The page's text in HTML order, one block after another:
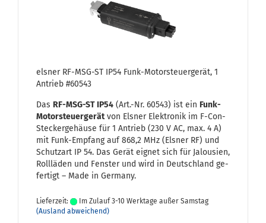
els­ner RF-​MSG-​ST IP54 Funk-​Mo­tor­steu­er­ge­rät, 1
An­trieb #60543
Das RF-​MSG-ST IP54 (Art.-Nr. 60543) ist ein Funk-​
Motorsteuergerätvon Els­ner Elek­tro­nik im F-​Con-
Steckergehäuse für 1 An­trieb (230 V AC, max. 4 A)
mit Funk-​Empfang auf 868,2 MHz (Els­ner RF) und
Schutz­art IP 54. Das Gerät eig­net sich für Ja­lou­sien,
Roll­lä­den und Fens­ter und wird in Deutsch­land ge­
fer­tigt – Made in Ger­ma­ny.
Lieferzeit:
Im Zulauf 3-10 Werktage außer Samstag
(Ausland abweichend)